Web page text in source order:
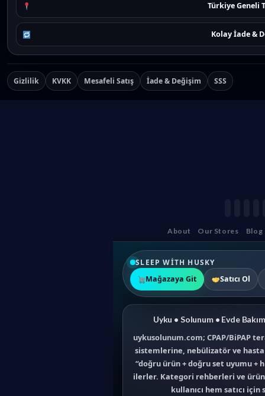
Türkiye Geneli
Kolay İade &
Gizlilik KVKK Mesafeli Satış İade & Değişim SSS
About Our Stores Blog
SLEEP WITH HUSKY
Mağazaya Git
Satıcı Ol
Uyku • Solunum • Evde
uykusolunum.com; CPAP/BiPAP
sistemlerine, nebülizatör ve
“doğru ürün + doğru set uyumu +
ilerler. Kategori rehberleri ve
kullanıcı hem satıcı